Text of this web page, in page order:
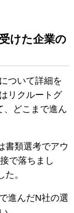
けた企業の
ついて詳細を
リクルートグ
、どこまで進ん
書類選考でアウ
で落ちまし
。
進んだN社の選